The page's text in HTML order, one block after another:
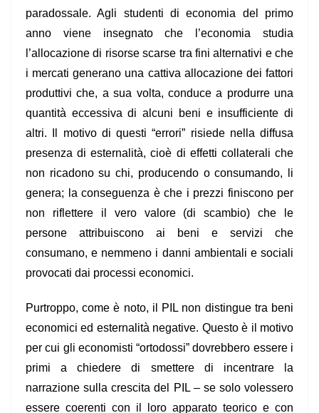
paradossale. Agli studenti di economia del primo
anno viene insegnato che l’economia studia
l’allocazione di risorse scarse tra fini alternativi e che
i mercati generano una cattiva allocazione dei fattori
produttivi che, a sua volta, conduce a produrre una
quantità eccessiva di alcuni beni e insufficiente di
altri. Il motivo di questi “errori” risiede nella diffusa
presenza di esternalità, cioè di effetti collaterali che
non ricadono su chi, producendo o consumando, li
genera; la conseguenza è che i prezzi finiscono per
non riflettere il vero valore (di scambio) che le
persone attribuiscono ai beni e servizi che
consumano, e nemmeno i danni ambientali e sociali
provocati dai processi economici.
Purtroppo, come è noto, il PIL non distingue tra beni
economici ed esternalità negative. Questo è il motivo
per cui gli economisti “ortodossi” dovrebbero essere i
primi a chiedere di smettere di incentrare la
narrazione sulla crescita del PIL– se solo volessero
essere coerenti con il loro apparato teorico e con